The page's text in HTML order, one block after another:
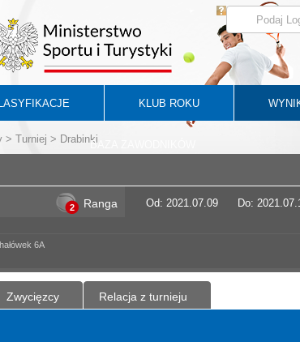
KLUB ROKU
BAZA ZAWODNIKÓW
> Turniej > Drabinki
2 Ranga Od: 2021.07.09 Do:
6A
Zwycięzcy Relacja z turnieju